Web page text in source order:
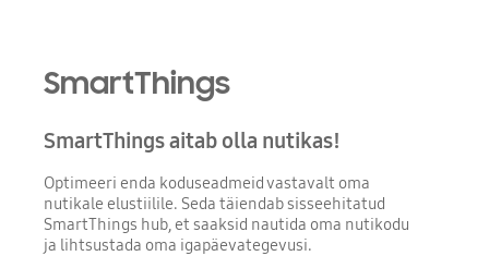
SmartThings
SmartThings aitab olla nutikas!
Optimeeri enda koduseadmeid vastavalt oma
nutikale elustiilile. Seda täiendab sisseehitatud
SmartThings hub, et saaksid nautida oma nutikodu
ja lihtsustada oma igapäevategevusi.